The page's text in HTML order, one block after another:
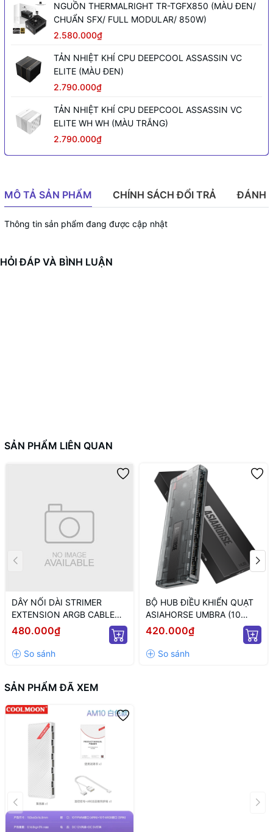
NGUỒN THERMALRIGHT TR-TGFX850 (MÀU ĐEN/
CHUẨN SFX/ FULL MODULAR/ 850W)
2.580.000₫
TẢN NHIỆT KHÍ CPU DEEPCOOL ASSASSIN VC
ELITE (MÀU ĐEN)
2.790.000₫
TẢN NHIỆT KHÍ CPU DEEPCOOL ASSASSIN VC
ELITE WH WH (MÀU TRẮNG)
2.790.000₫
MÔ TẢ SẢN PHẨM CHÍNH SÁCH ĐỔI TRẢ ĐÁNH
Thông tin sản phẩm đang được cập nhật
HỎI ĐÁP VÀ BÌNH LUẬN
SẢN PHẨM LIÊN QUAN
DÂY NỐI DÀI STRIMER
EXTENSION ARGB CABLE
12+4 TO 12P+4P WHITE
(MÀU TRẮNG/ 12VHPWR)
480.000₫
BỘ HUB ĐIỀU KHIỂN QUẠT
ASIAHORSE UMBRA (10
CỔNG KẾT NỐI PWM VÀ 5V
ARGB/ NGUỒN SATA)
420.000₫
SẢN PHẨM ĐÃ XEM